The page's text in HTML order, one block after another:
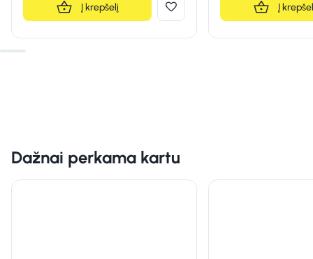
Į krepšelį Į
Dažnai perkama kartu